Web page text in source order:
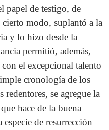
papel de testigo, de
modo, suplantó a la
y lo hizo desde la
permitió, además,
el excepcional talento
cronología de los
se agregue la
hace de la buena
de resurrección